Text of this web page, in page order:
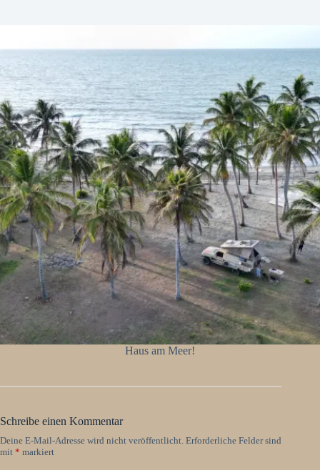
Haus am Meer!
Schreibe einen Kommentar
Deine E-Mail-Adresse wird nicht veröffentlicht. Erforderliche Felder sind
mit * markiert